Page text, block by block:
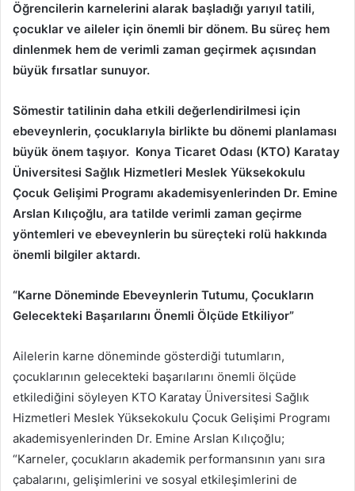
Öğrencilerin karnelerini alarak başladığı yarıyıl tatili,
çocuklar ve aileler için önemli bir dönem. Bu süreç hem
dinlenmek hem de verimli zaman geçirmek açısından
büyük fırsatlar sunuyor.
Sömestir tatilinin daha etkili değerlendirilmesi için
ebeveynlerin, çocuklarıyla birlikte bu dönemi planlaması
büyük önem taşıyor. Konya Ticaret Odası (KTO) Karatay
Üniversitesi Sağlık Hizmetleri Meslek Yüksekokulu
Çocuk Gelişimi Programı akademisyenlerinden Dr. Emine
Arslan Kılıçoğlu, ara tatilde verimli zaman geçirme
yöntemleri ve ebeveynlerin bu süreçteki rolü hakkında
önemli bilgiler aktardı.
“Karne Döneminde Ebeveynlerin Tutumu, Çocukların
Gelecekteki Başarılarını Önemli Ölçüde Etkiliyor”
Ailelerin karne döneminde gösterdiği tutumların,
çocuklarının gelecekteki başarılarını önemli ölçüde
etkilediğini söyleyen KTO Karatay Üniversitesi Sağlık
Hizmetleri Meslek Yüksekokulu Çocuk Gelişimi Programı
akademisyenlerinden Dr. Emine Arslan Kılıçoğlu;
“Karneler, çocukların akademik performansının yanı sıra
çabalarını, gelişimlerini ve sosyal etkileşimlerini de